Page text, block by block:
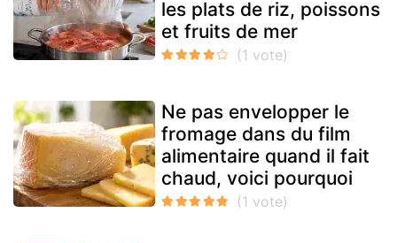
les plats de riz, poissons
et fruits de mer
Ne pas envelopper le
fromage dans du film
alimentaire quand il fait
chaud, voici pourquoi